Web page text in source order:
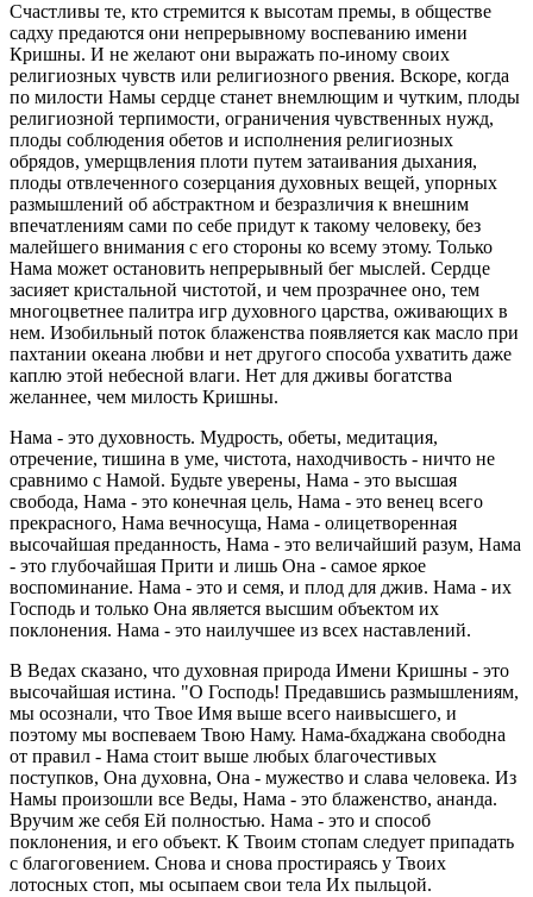
Счастливы те, кто стремится к высотам премы, в обществе
садху предаются они непрерывному воспеванию имени
Кришны. И не желают они выражать по-иному своих
религиозных чувств или религиозного рвения. Вскоре, когда
по милости Намы сердце станет внемлющим и чутким, плоды
религиозной терпимости, ограничения чувственных нужд,
плоды соблюдения обетов и исполнения религиозных
обрядов, умерщвления плоти путем затаивания дыхания,
плоды отвлеченного созерцания духовных вещей, упорных
размышлений об абстрактном и безразличия к внешним
впечатлениям сами по себе придут к такому человеку, без
малейшего внимания с его стороны ко всему этому. Только
Нама может остановить непрерывный бег мыслей. Сердце
засияет кристальной чистотой, и чем прозрачнее оно, тем
многоцветнее палитра игр духовного царства, оживающих в
нем. Изобильный поток блаженства появляется как масло при
пахтании океана любви и нет другого способа ухватить даже
каплю этой небесной влаги. Нет для дживы богатства
желаннее, чем милость Кришны.
Нама - это духовность. Мудрость, обеты, медитация,
отречение, тишина в уме, чистота, находчивость - ничто не
сравнимо с Намой. Будьте уверены, Нама - это высшая
свобода, Нама - это конечная цель, Нама - это венец всего
прекрасного, Нама вечносуща, Нама - олицетворенная
высочайшая преданность, Нама - это величайший разум, Нама
- это глубочайшая Прити и лишь Она - самое яркое
воспоминание. Нама - это и семя, и плод для джив. Нама - их
Господь и только Она является высшим объектом их
поклонения. Нама - это наилучшее из всех наставлений.
В Ведах сказано, что духовная природа Имени Кришны - это
высочайшая истина. "О Господь! Предавшись размышлениям,
мы осознали, что Твое Имя выше всего наивысшего, и
поэтому мы воспеваем Твою Наму. Нама-бхаджана свободна
от правил - Нама стоит выше любых благочестивых
поступков, Она духовна, Она - мужество и слава человека. Из
Намы произошли все Веды, Нама - это блаженство, ананда.
Вручим же себя Ей полностью. Нама - это и способ
поклонения, и его объект. К Твоим стопам следует припадать
с благоговением. Снова и снова простираясь у Твоих
лотосных стоп, мы осыпаем свои тела Их пыльцой.